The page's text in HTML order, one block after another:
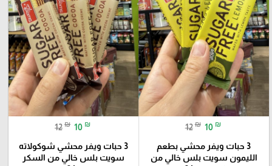
12 ₪ 10 ₪
3 حبات ويفر محشي بطعم
الليمون سويت بلس خالي من
12 ₪ 10 ₪
3 حبات ويفر محشي شوكولاته
سويت بلس خالي من السكر